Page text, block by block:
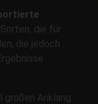
die für
die jedoch
großen Anklang